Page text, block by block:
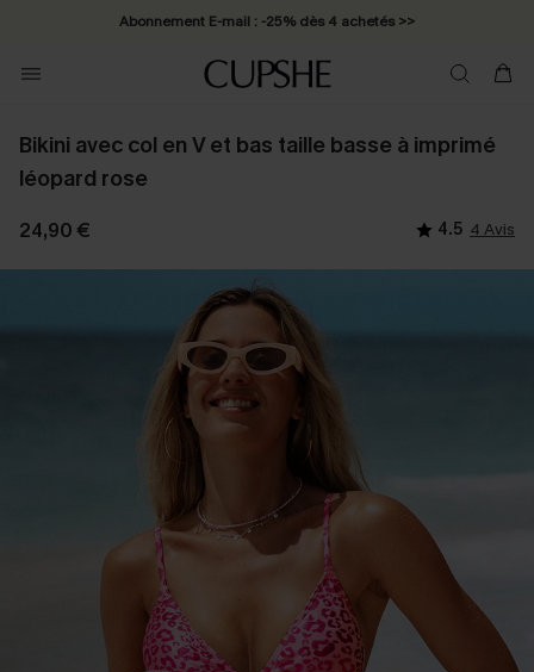
Abonnement E-mail : -25% dès 4 achetés >>
Bikini avec col en V et bas taille basse à imprimé
léopard rose
24,90 € 4.5 4 Avis